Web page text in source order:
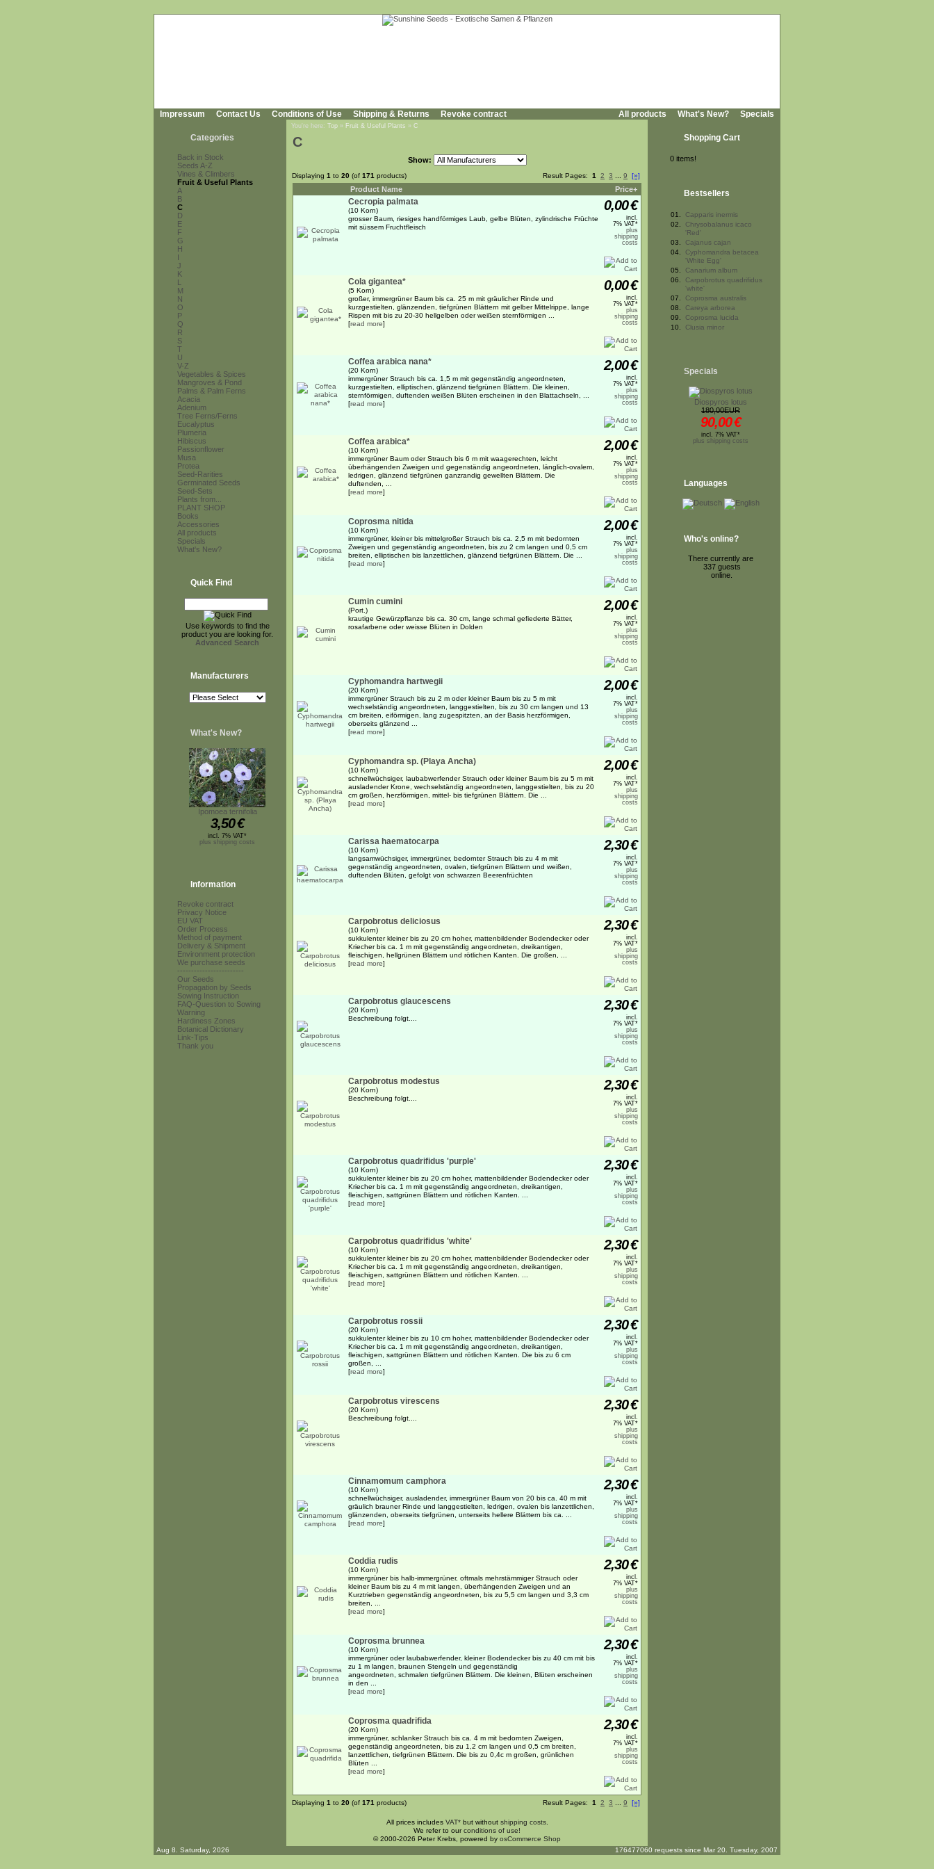
Impressum Contact Us Conditions of Use Shipping & Returns Revoke contract All products What's New? Specials
Categories
Back in Stock
Seeds A-Z
Vines & Climbers
Fruit & Useful Plants
A
B
C
D
E
F
G
H
I
J
K
L
M
N
O
P
Q
R
S
T
U
V-Z
Vegetables & Spices
Mangroves & Pond
Palms & Palm Ferns
Acacia
Adenium
Tree Ferns/Ferns
Eucalyptus
Plumeria
Hibiscus
Passionflower
Musa
Protea
Seed-Rarities
Germinated Seeds
Seed-Sets
Plants from...
PLANT SHOP
Books
Accessories
All products
Specials
What's New?
Quick Find
Use keywords to find the
product you are looking for.
Advanced Search
Manufacturers
What's New?
Ipomoea ternifolia
3,50€
incl. 7% VAT*
plus shipping costs
Information
Revoke contract
Privacy Notice
EU VAT
Order Process
Method of payment
Delivery & Shipment
Environment protection
We purchase seeds
------------------------
Our Seeds
Propagation by Seeds
Sowing Instruction
FAQ-Question to Sowing
Warning
Hardiness Zones
Botanical Dictionary
Link-Tips
Thank you
You're here: Top » Fruit & Useful Plants » C
C
Show:
Displaying 1 to 20 (of 171 products) Result Pages: 1 2 3 9 [»]
Product Name Price+
Cecropia palmata
(10 Korn)
grosser Baum, riesiges handförmiges Laub, gelbe Blüten, zylindrische Früchte
mit süssem Fruchtfleisch
0,00€
incl.
7% VAT*
plus
shipping
costs
Cola gigantea*
(5 Korn)
großer, immergrüner Baum bis ca. 25 m mit gräulicher Rinde und
kurzgestielten, glänzenden, tiefgrünen Blättern mit gelber Mittelrippe, lange
Rispen mit bis zu 20-30 hellgelben oder weißen sternförmigen ...
[read more]
0,00€
incl.
7% VAT*
plus
shipping
costs
Coffea arabica nana*
(20 Korn)
immergrüner Strauch bis ca. 1,5 m mit gegenständig angeordneten,
kurzgestielten, elliptischen, glänzend tiefgrünen Blättern. Die kleinen,
sternförmigen, duftenden weißen Blüten erscheinen in den Blattachseln, ...
[read more]
2,00€
incl.
7% VAT*
plus
shipping
costs
Coffea arabica*
(10 Korn)
immergrüner Baum oder Strauch bis 6 m mit waagerechten, leicht
überhängenden Zweigen und gegenständig angeordneten, länglich-ovalem,
ledrigen, glänzend tiefgrünen ganzrandig gewellten Blättern. Die
duftenden, ...
[read more]
2,00€
incl.
7% VAT*
plus
shipping
costs
Coprosma nitida
(10 Korn)
immergrüner, kleiner bis mittelgroßer Strauch bis ca. 2,5 m mit bedornten
Zweigen und gegenständig angeordneten, bis zu 2 cm langen und 0,5 cm
breiten, elliptischen bis lanzettlichen, glänzend tiefgrünen Blättern. Die ...
[read more]
2,00€
incl.
7% VAT*
plus
shipping
costs
Cumin cumini
(Port.)
krautige Gewürzpflanze bis ca. 30 cm, lange schmal gefiederte Bätter,
rosafarbene oder weisse Blüten in Dolden
2,00€
incl.
7% VAT*
plus
shipping
costs
Cyphomandra hartwegii
(20 Korn)
immergrüner Strauch bis zu 2 m oder kleiner Baum bis zu 5 m mit
wechselständig angeordneten, langgestielten, bis zu 30 cm langen und 13
cm breiten, eiförmigen, lang zugespitzten, an der Basis herzförmigen,
oberseits glänzend ...
[read more]
2,00€
incl.
7% VAT*
plus
shipping
costs
Cyphomandra sp. (Playa Ancha)
(10 Korn)
schnellwüchsiger, laubabwerfender Strauch oder kleiner Baum bis zu 5 m mit
ausladender Krone, wechselständig angeordneten, langgestielten, bis zu 20
cm großen, herzförmigen, mittel- bis tiefgrünen Blättern. Die ...
[read more]
2,00€
incl.
7% VAT*
plus
shipping
costs
Carissa haematocarpa
(10 Korn)
langsamwüchsiger, immergrüner, bedornter Strauch bis zu 4 m mit
gegenständig angeordneten, ovalen, tiefgrünen Blättern und weißen,
duftenden Blüten, gefolgt von schwarzen Beerenfrüchten
2,30€
incl.
7% VAT*
plus
shipping
costs
Carpobrotus deliciosus
(10 Korn)
sukkulenter kleiner bis zu 20 cm hoher, mattenbildender Bodendecker oder
Kriecher bis ca. 1 m mit gegenständig angeordneten, dreikantigen,
fleischigen, hellgrünen Blättern und rötlichen Kanten. Die großen, ...
[read more]
2,30€
incl.
7% VAT*
plus
shipping
costs
Carpobrotus glaucescens
(20 Korn)
Beschreibung folgt....
2,30€
incl.
7% VAT*
plus
shipping
costs
Carpobrotus modestus
(20 Korn)
Beschreibung folgt....
2,30€
incl.
7% VAT*
plus
shipping
costs
Carpobrotus quadrifidus 'purple'
(10 Korn)
sukkulenter kleiner bis zu 20 cm hoher, mattenbildender Bodendecker oder
Kriecher bis ca. 1 m mit gegenständig angeordneten, dreikantigen,
fleischigen, sattgrünen Blättern und rötlichen Kanten. ...
[read more]
2,30€
incl.
7% VAT*
plus
shipping
costs
Carpobrotus quadrifidus 'white'
(10 Korn)
sukkulenter kleiner bis zu 20 cm hoher, mattenbildender Bodendecker oder
Kriecher bis ca. 1 m mit gegenständig angeordneten, dreikantigen,
fleischigen, sattgrünen Blättern und rötlichen Kanten. ...
[read more]
2,30€
incl.
7% VAT*
plus
shipping
costs
Carpobrotus rossii
(20 Korn)
sukkulenter kleiner bis zu 10 cm hoher, mattenbildender Bodendecker oder
Kriecher bis ca. 1 m mit gegenständig angeordneten, dreikantigen,
fleischigen, sattgrünen Blättern und rötlichen Kanten. Die bis zu 6 cm
großen, ...
[read more]
2,30€
incl.
7% VAT*
plus
shipping
costs
Carpobrotus virescens
(20 Korn)
Beschreibung folgt....
2,30€
incl.
7% VAT*
plus
shipping
costs
Cinnamomum camphora
(10 Korn)
schnellwüchsiger, ausladender, immergrüner Baum von 20 bis ca. 40 m mit
gräulich brauner Rinde und langgestielten, ledrigen, ovalen bis lanzettlichen,
glänzenden, oberseits tiefgrünen, unterseits hellere Blättern bis ca. ...
[read more]
2,30€
incl.
7% VAT*
plus
shipping
costs
Coddia rudis
(10 Korn)
immergrüner bis halb-immergrüner, oftmals mehrstämmiger Strauch oder
kleiner Baum bis zu 4 m mit langen, überhängenden Zweigen und an
Kurztrieben gegenständig angeordneten, bis zu 5,5 cm langen und 3,3 cm
breiten, ...
[read more]
2,30€
incl.
7% VAT*
plus
shipping
costs
Coprosma brunnea
(10 Korn)
immergrüner oder laubabwerfender, kleiner Bodendecker bis zu 40 cm mit bis
zu 1 m langen, braunen Stengeln und gegenständig
angeordneten, schmalen tiefgrünen Blättern. Die kleinen, Blüten erscheinen
in den ...
[read more]
2,30€
incl.
7% VAT*
plus
shipping
costs
Coprosma quadrifida
(20 Korn)
immergrüner, schlanker Strauch bis ca. 4 m mit bedornten Zweigen,
gegenständig angeordneten, bis zu 1,2 cm langen und 0,5 cm breiten,
lanzettlichen, tiefgrünen Blättern. Die bis zu 0,4c m großen, grünlichen
Blüten ...
[read more]
2,30€
incl.
7% VAT*
plus
shipping
costs
Displaying 1 to 20 (of 171 products) Result Pages: 1 2 3 9 [»]
Shopping Cart
0 items!
Bestsellers
01.
Capparis inermis
02.
Chrysobalanus icaco
'Red'
03.
Cajanus cajan
04.
Cyphomandra betacea
'White Egg'
05.
Canarium album
06.
Carpobrotus quadrifidus
'white'
07.
Coprosma australis
08.
Careya arborea
09.
Coprosma lucida
10.
Clusia minor
Specials
Diospyros lotus
180,00EUR
90,00€
incl. 7% VAT*
plus shipping costs
Languages
Who's online?
There currently are
337 guests
online.
All prices includes VAT*but without shipping costs.
We refer to ourconditions of use!
© 2000-2026 Peter Krebs, powered by osCommerce Shop
Aug 8. Saturday, 2026
176477060 requests since Mar 20. Tuesday, 2007